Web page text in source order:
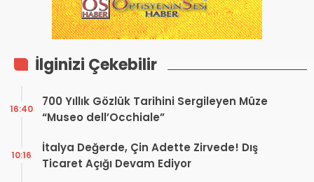
İlginizi Çekebilir
700 Yıllık Gözlük Tarihini Sergileyen Müze
“Museo dell’Occhiale”
16:40
İtalya Değerde, Çin Adette Zirvede! Dış
Ticaret Açığı Devam Ediyor
10:16